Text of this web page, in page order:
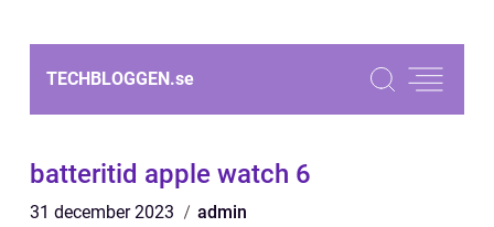
TECHBLOGGEN.se
batteritid apple watch 6
31 december 2023 admin